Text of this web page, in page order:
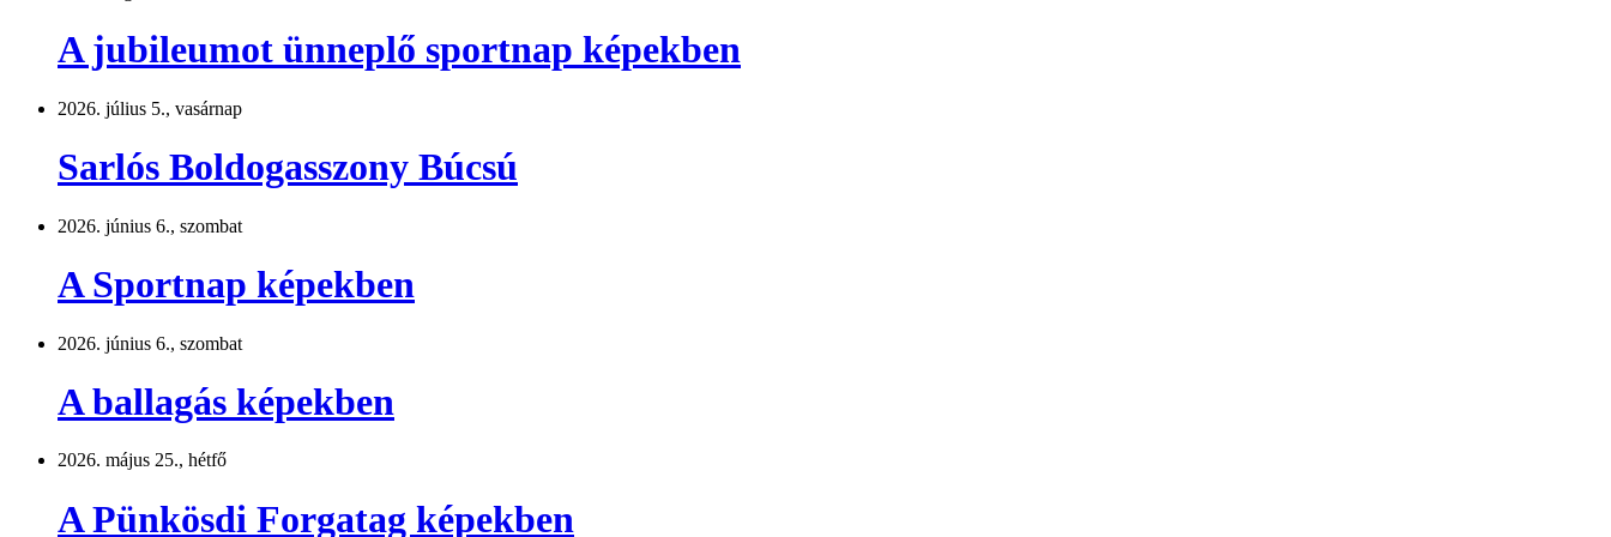
A jubileumot ünneplő sportnap képekben
2026. július 5., vasárnap
Sarlós Boldogasszony Búcsú
2026. június 6., szombat
A Sportnap képekben
2026. június 6., szombat
A ballagás képekben
2026. május 25., hétfő
A Pünkösdi Forgatag képekben